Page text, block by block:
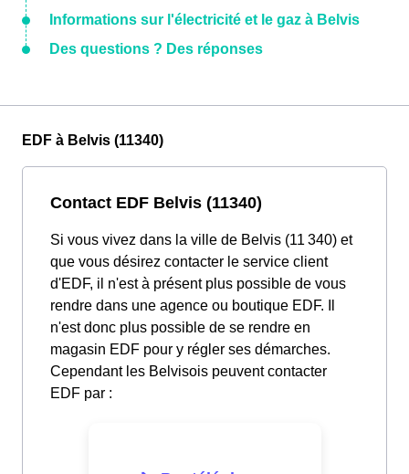
Informations sur l'électricité et le gaz à Belvis
Des questions ? Des réponses
EDF à Belvis (11340)
Contact EDF Belvis (11340)
Si vous vivez dans la ville de Belvis (11 340) et
que vous désirez contacter le service client
d'EDF, il n'est à présent plus possible de vous
rendre dans une agence ou boutique EDF. Il
n'est donc plus possible de se rendre en
magasin EDF pour y régler ses démarches.
Cependant les Belvisois peuvent contacter
EDF par :